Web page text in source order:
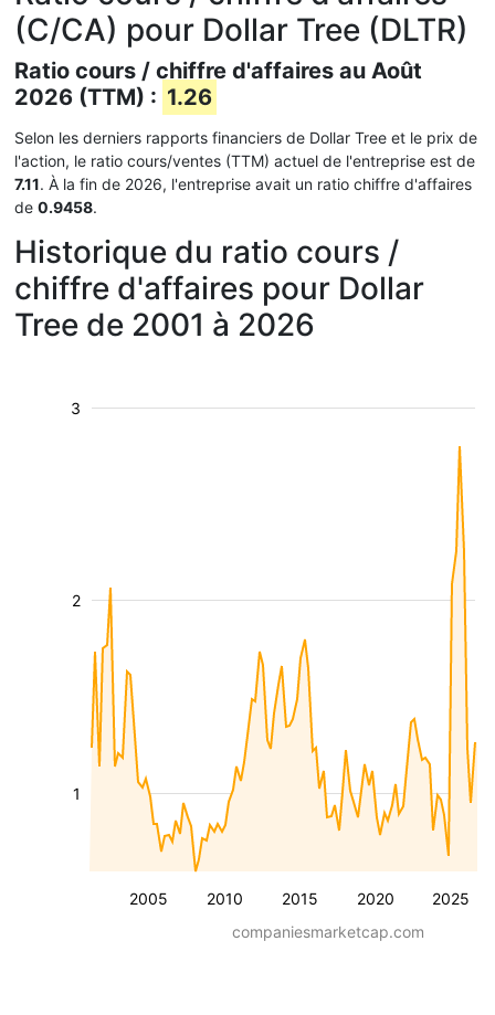
(C/CA) pour Dollar Tree (DLTR)
Ratio cours / chiffre d'affaires au Août
2026 (TTM) : 1.26
Selon les derniers rapports financiers de Dollar Tree et le prix de
l'action, le ratio cours/ventes (TTM) actuel de l'entreprise est de
7.11. À la fin de 2026, l'entreprise avait un ratio chiffre d'affaires
de 0.9458.
Historique du ratio cours /
chiffre d'affaires pour Dollar
Tree de 2001 à 2026
2005 2010 2015 2020 2025
1
2
3
companiesmarketcap.com